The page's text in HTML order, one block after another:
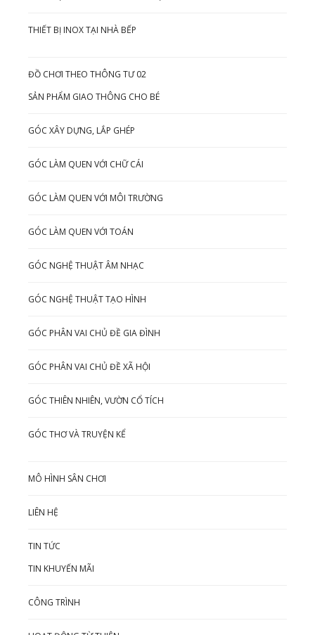
THIẾT BỊ INOX TẠI NHÀ BẾP
ĐỒ CHƠI THEO THÔNG TƯ 02
SẢN PHẨM GIAO THÔNG CHO BÉ
GÓC XÂY DỰNG, LẮP GHÉP
GÓC LÀM QUEN VỚI CHỮ CÁI
GÓC LÀM QUEN VỚI MÔI TRƯỜNG
GÓC LÀM QUEN VỚI TOÁN
GÓC NGHỆ THUẬT ÂM NHẠC
GÓC NGHỆ THUẬT TẠO HÌNH
GÓC PHÂN VAI CHỦ ĐỀ GIA ĐÌNH
GÓC PHÂN VAI CHỦ ĐỀ XÃ HỘI
GÓC THIÊN NHIÊN, VƯỜN CỔ TÍCH
GÓC THƠ VÀ TRUYỆN KỂ
MÔ HÌNH SÂN CHƠI
LIÊN HỆ
TIN TỨC
TIN KHUYẾN MÃI
CÔNG TRÌNH